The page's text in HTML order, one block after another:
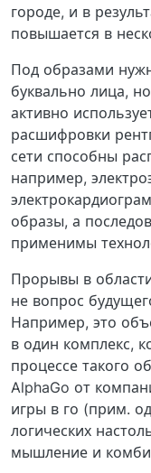
городе, и в
повышается в
Под образами
буквально лица,
активно
расшифровки
сети способны
например,
образы, а
применимы
Прорывы в
не вопрос
Например, это
в один комплекс,
процессе такого
AlphaGo от
игры в го (прим.
логических
мышление и